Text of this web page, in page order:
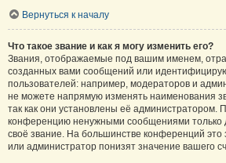
Вернуться к началу
Что такое звание и как я могу изменить его?
Звания, отображаемые под вашим именем,
созданных вами сообщений или
пользователей: например, модераторов и
не можете напрямую изменять наименования
так как они установлены её администратором.
конференцию ненужными сообщениями только
своё звание. На большинстве конференций
или администратор понизят значение вашего